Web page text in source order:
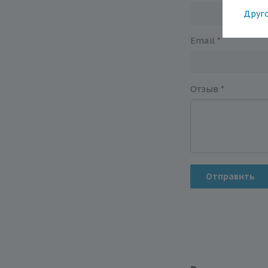
Email *
Отзыв *
Отправить